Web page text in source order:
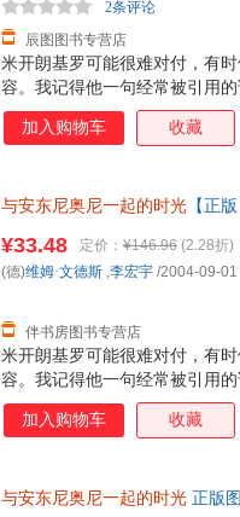
米开朗基罗可能很难对付，有
容。我记得他一句经常被引
我而言只意味着一件事：拍电
方式要求我们每个人也这样做
辰图图书专营店
2条评论
加入购物车 收藏
与安东尼奥尼一起的时光 【正
米开朗基罗可能很难对付，有
容。我记得他一句经常被引
我而言只意味着一件事：拍电
方式要求我们每个人也这样做
¥33.48 定价： ¥146.96 (2.28折)
伴书房图书专营店
(德)维姆·文德斯 ,李宏宇 /2004-09-01
加入购物车 收藏
与安东尼奥尼一起的时光 正版